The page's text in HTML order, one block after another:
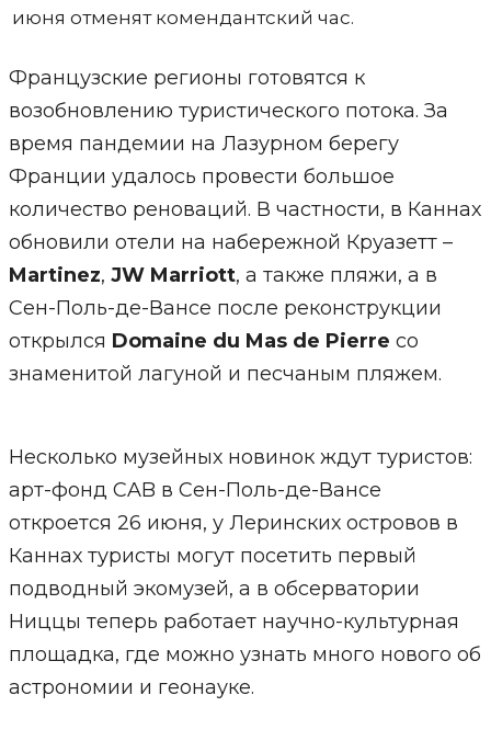
июня отменят комендантский час.
Французские регионы готовятся к
возобновлению туристического потока. За
время пандемии на Лазурном берегу
Франции удалось провести большое
количество реноваций. В частности, в Каннах
обновили отели на набережной Круазетт –
Martinez, JW Marriott, а также пляжи, а в
Сен-Поль-де-Вансе после реконструкции
открылся Domaine du Mas de Pierre со
знаменитой лагуной и песчаным пляжем.
Несколько музейных новинок ждут туристов:
арт-фонд CAB в Сен-Поль-де-Вансе
откроется 26 июня, у Леринских островов в
Каннах туристы могут посетить первый
подводный экомузей, а в обсерватории
Ниццы теперь работает научно-культурная
площадка, где можно узнать много нового об
астрономии и геонауке.